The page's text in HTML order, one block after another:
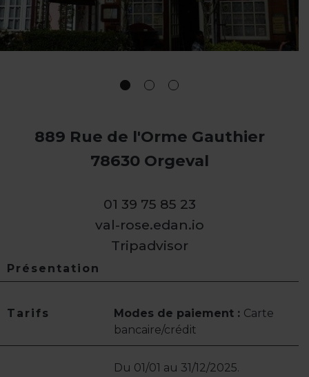
889 Rue de l'Orme Gauthier
78630 Orgeval
01 39 75 85 23
val-rose.edan.io
Tripadvisor
Présentation
Tarifs Modes de paiement : Carte
bancaire/crédit
Du 01/01 au 31/12/2025.